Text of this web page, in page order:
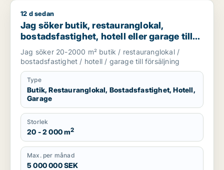
Jag söker butik, restauranglokal, bostadsfastighet, hotell
12 d sedan
Jag söker butik, restauranglokal,
bostadsfastighet, hotell eller garage till
salu i Stockholms län
Jag söker 20-2000 m² butik / restauranglokal /
bostadsfastighet / hotell / garage till försäljning
Type
Butik, Restauranglokal, Bostadsfastighet, Hotell,
Garage
Storlek
20 - 2 000 m2
Max. per månad
5 000 000 SEK